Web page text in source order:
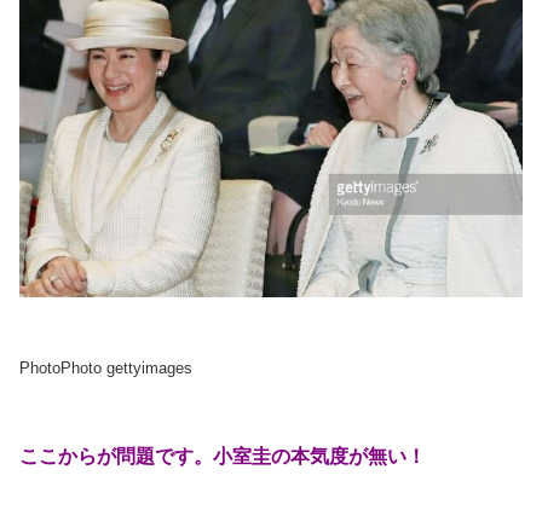
PhotoPhoto gettyimages
ここからが問題です。小室圭の本気度が無い！